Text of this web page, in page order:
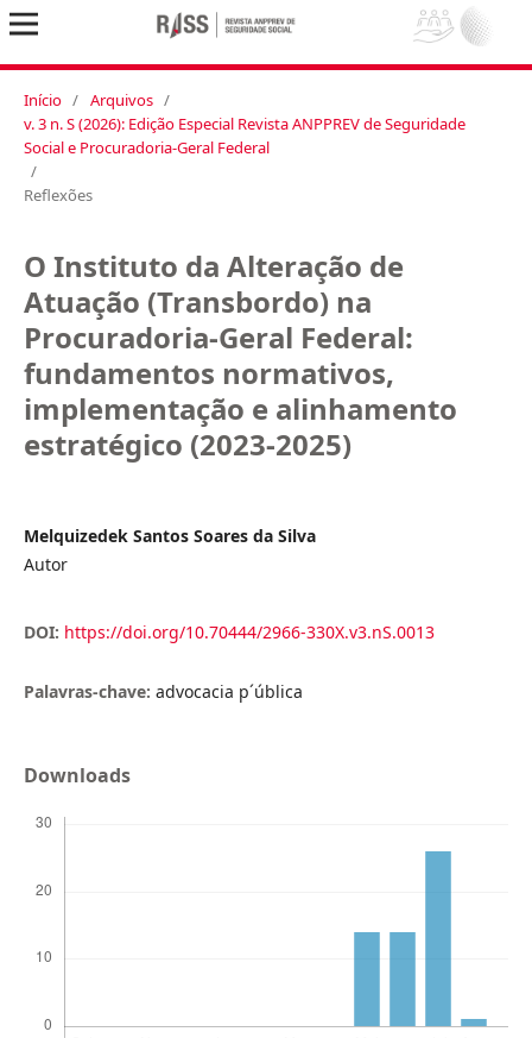
Início / Arquivos /
v. 3 n. S (2026): Edição Especial Revista ANPPREV de Seguridade
Social e Procuradoria-Geral Federal
/
Reflexões
O Instituto da Alteração de
Atuação (Transbordo) na
Procuradoria-Geral Federal:
fundamentos normativos,
implementação e alinhamento
estratégico (2023-2025)
Melquizedek Santos Soares da Silva
Autor
DOI: https://doi.org/10.70444/2966-330X.v3.nS.0013
Palavras-chave: advocacia p´ública
Downloads